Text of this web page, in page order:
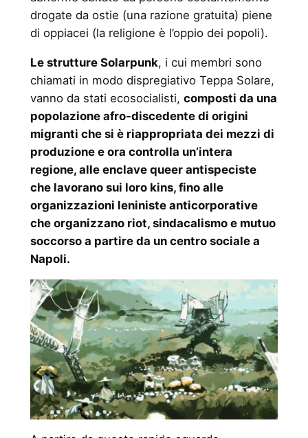
drogate da ostie (una razione gratuita) piene
di oppiacei (la religione è l’oppio dei popoli).
Le strutture Solarpunk, i cui membri sono
chiamati in modo dispregiativo Teppa Solare,
vanno da stati ecosocialisti, composti da una
popolazione afro-discedente di origini
migranti che si è riappropriata dei mezzi di
produzione e ora controlla un’intera
regione, alle enclave queer antispeciste
che lavorano sui loro kins, fino alle
organizzazioni leniniste anticorporative
che organizzano riot, sindacalismo e mutuo
soccorso a partire da un centro sociale a
Napoli.